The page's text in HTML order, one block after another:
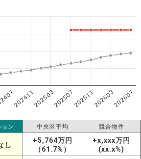
202411202503202507202511202603202607
ョン 中央区平均 競合物件
し
+5,764万円
（61.7%）
+x,xxx万円
(xx.x%)